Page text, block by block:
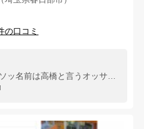
の口コミ